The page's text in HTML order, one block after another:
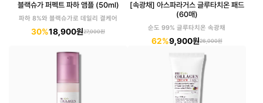
블랙슈가 퍼펙트 파하 앰플 (50ml)
파하 8%와 블랙슈가로 데일리 결케어
30%18,900원27,000원
[속광채] 아스파라거스 글루타치온 패드
(60매)
순도 99% 글루타치온 속광채
62%9,900원26,000원